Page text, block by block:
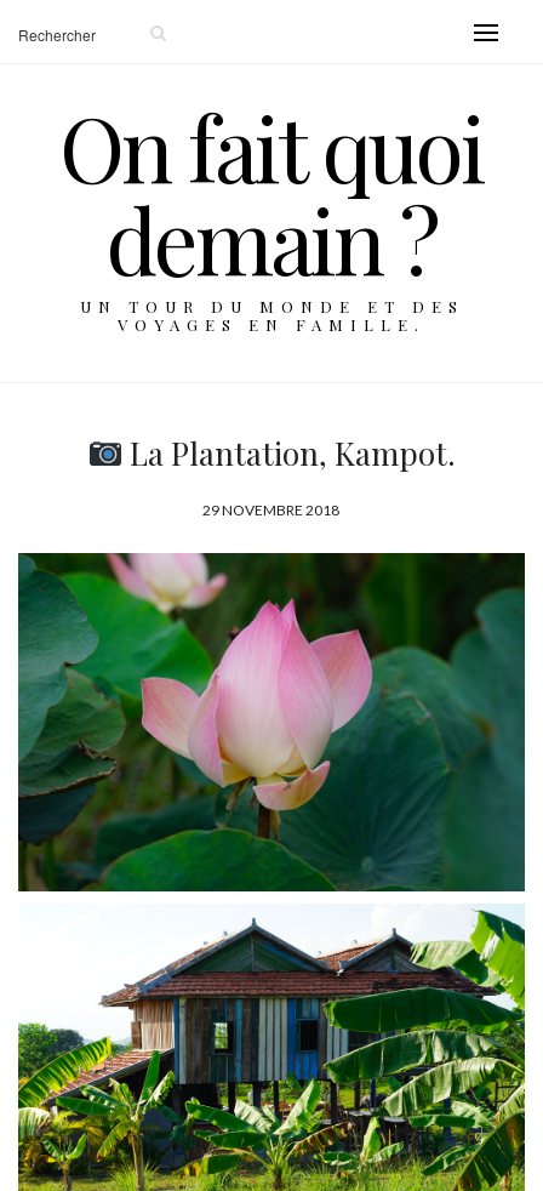
On fait quoi
demain ?
UN TOUR DU MONDE ET DES
VOYAGES EN FAMILLE.
La Plantation, Kampot.
P
B
L
É
L
29 NOVEMBRE 2018